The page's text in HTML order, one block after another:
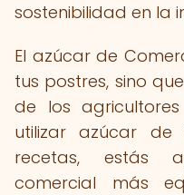
sostenibilidad en la
El azúcar de
tus postres, sino
de los
utilizar azúcar de
recetas, estás
comercial más